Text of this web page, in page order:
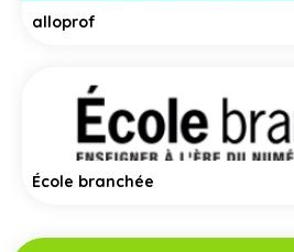
alloprof
École branchée